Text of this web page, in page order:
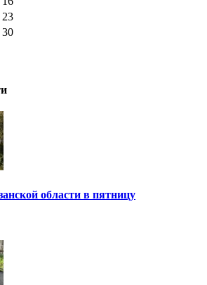
23
30
области в пятницу